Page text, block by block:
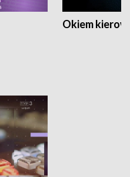
Okiem